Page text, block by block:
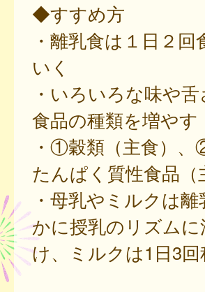
◆すすめ方
・離乳食は１日２
いく
・いろいろな味や
食品の種類を増やす
・①穀類（主食）
たんぱく質性食品
・母乳やミルクは
かに授乳のリズム
け、ミルクは1日3回